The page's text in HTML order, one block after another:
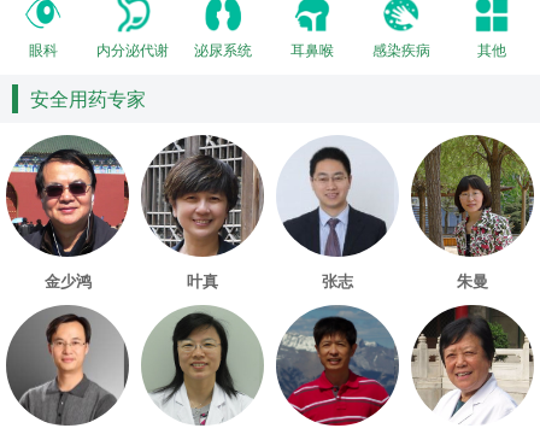
眼科 内分泌代谢 泌尿系统 耳鼻喉 感染疾病 其他
安全用药专家
金少鸿 叶真 张志 朱曼